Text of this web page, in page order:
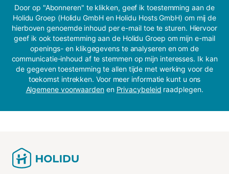
Door op "Abonneren" te klikken, geef ik toestemming aan de
Holidu Groep (Holidu GmbH en Holidu Hosts GmbH) om mij de
hierboven genoemde inhoud per e-mail toe te sturen. Hiervoor
geef ik ook toestemming aan de Holidu Groep om mijn e-mail
openings- en klikgegevens te analyseren en om de
communicatie-inhoud af te stemmen op mijn interesses. Ik kan
de gegeven toestemming te allen tijde met werking voor de
toekomst intrekken. Voor meer informatie kunt u ons
Algemene voorwaardenen Privacybeleid raadplegen.